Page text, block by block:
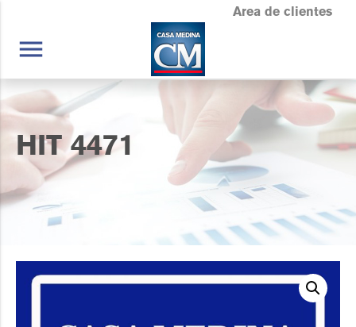
Area de clientes
menu
HIT 4471